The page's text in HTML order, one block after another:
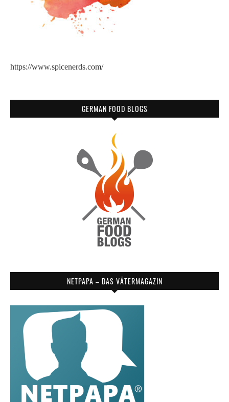
https://www.spicenerds.com/
GERMAN FOOD BLOGS
NETPAPA – DAS VÄTERMAGAZIN